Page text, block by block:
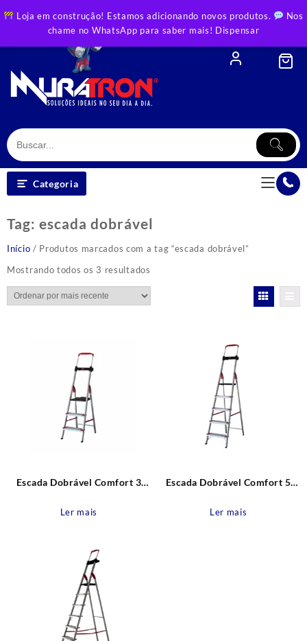
Loja em construção! Estamos adicionando novos produtos.
Nos
chame no WhatsApp para saber mais! Dispensar
to
Categoria
Tag: escada dobrável
Início / Produtos marcados com a tag “escada dobrável”
Mostrando todos os 3 resultados
Escada Dobrável Comfort 3
Ler mais
Escada Dobrável Comfort 5
Ler mais